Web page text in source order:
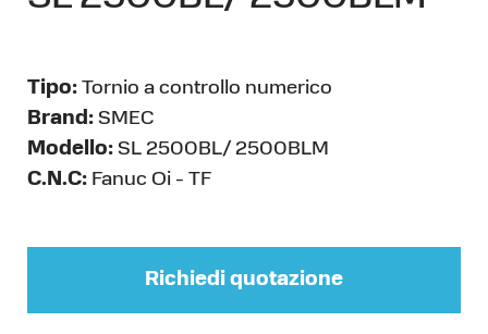
Tipo: Tornio a controllo numerico
Brand: SMEC
Modello: SL 2500BL/ 2500BLM
C.N.C: Fanuc Oi - TF
Richiedi quotazione